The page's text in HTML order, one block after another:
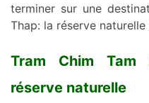
terminer sur une
Thap: la réserve
Tram Chim Tam
réserve naturelle